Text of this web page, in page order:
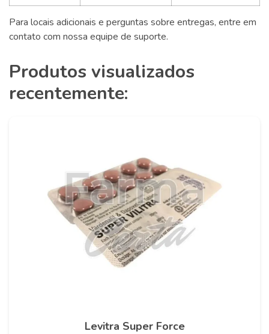
Para locais adicionais e perguntas sobre entregas, entre em
contato com nossa equipe de suporte.
Produtos visualizados
recentemente:
Levitra Super Force